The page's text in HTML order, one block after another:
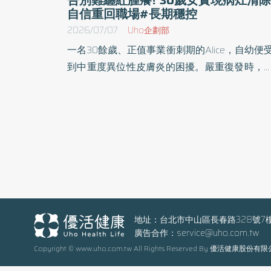
自信重回職場#長期穩控
2026/07/07 Uho企劃部
一名30餘歲、正值事業衝刺期的Alice，自幼便
到中重度異位性皮膚炎的困擾。嚴重復發時，她
異位性皮膚炎病友的縮影。為降低治療門檻，
協助病友達到長期穩定控制，衛生福利部中央
康保險署已將新型生物製劑正式納入健保且給付
使用2年，可使千位中重度病友受益，有助於
地址：台北市中山區長春路328號7
廣告合作： service@uho.com.tw
Copyright © www.uho.com.tw All Rights Reserved By 優活健康股份有限